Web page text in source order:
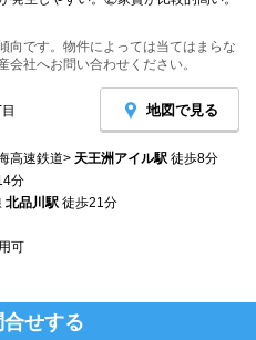
です。物件によっては当てはまらな
社へお問い合わせください。
地図で見る
高速鉄道> 天王洲アイル駅 徒歩8分
分
北品川駅 徒歩21分
可
せする